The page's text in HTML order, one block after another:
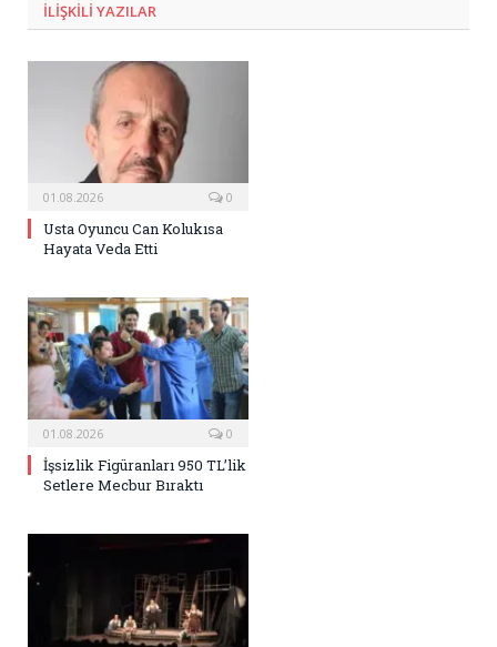
ILIŞKILI YAZILAR
01.08.2026 0
Usta Oyuncu Can Kolukısa
Hayata Veda Etti
01.08.2026 0
İşsizlik Figüranları 950 TL’lik
Setlere Mecbur Bıraktı